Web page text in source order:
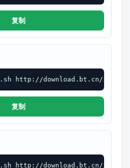
复制
http://download.bt.cn/
复制
http://download.bt.cn/